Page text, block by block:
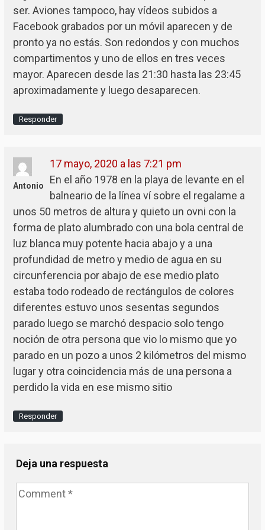
ser. Aviones tampoco, hay vídeos subidos a
Facebook grabados por un móvil aparecen y de
pronto ya no estás. Son redondos y con muchos
compartimentos y uno de ellos en tres veces
mayor. Aparecen desde las 21:30 hasta las 23:45
aproximadamente y luego desaparecen.
Responder
Antonio
17 mayo, 2020 a las 7:21 pm
En el año 1978 en la playa de levante en el
balneario de la línea ví sobre el regalame a
unos 50 metros de altura y quieto un ovni con la
forma de plato alumbrado con una bola central de
luz blanca muy potente hacia abajo y a una
profundidad de metro y medio de agua en su
circunferencia por abajo de ese medio plato
estaba todo rodeado de rectángulos de colores
diferentes estuvo unos sesentas segundos
parado luego se marchó despacio solo tengo
noción de otra persona que vio lo mismo que yo
parado en un pozo a unos 2 kilómetros del mismo
lugar y otra coincidencia más de una persona a
perdido la vida en ese mismo sitio
Responder
Deja una respuesta